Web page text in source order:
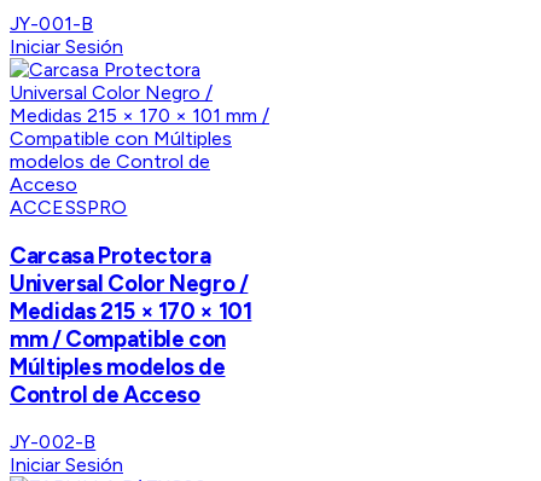
JY-001-B
Iniciar Sesión
ACCESSPRO
Carcasa Protectora
Universal Color Negro /
Medidas 215 × 170 × 101
mm / Compatible con
Múltiples modelos de
Control de Acceso
JY-002-B
Iniciar Sesión